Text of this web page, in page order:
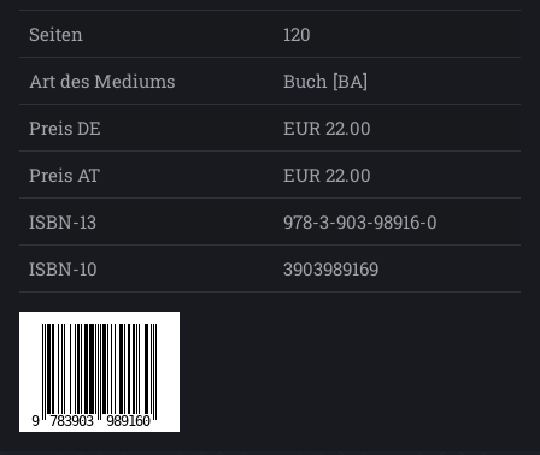
Seiten
120
Art des Mediums
Buch [BA]
Preis DE
EUR 22.00
Preis AT
EUR 22.00
ISBN-13
978-3-903-98916-0
ISBN-10
3903989169